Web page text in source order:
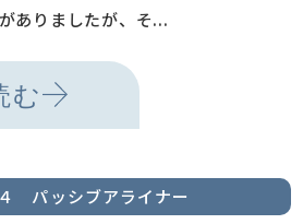
ありましたが、そ...
む
パッシブアライナー